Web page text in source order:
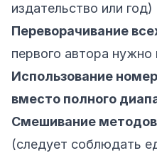
издательство или год)
Переворачивание
первого автора
Использование
вместо полного
Смешивание
(следует соблюдать